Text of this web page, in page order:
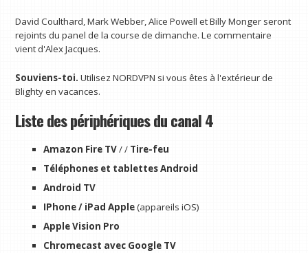
David Coulthard, Mark Webber, Alice Powell et Billy Monger seront
rejoints du panel de la course de dimanche. Le commentaire
vient d'Alex Jacques.
Souviens-toi.Utilisez NORDVPN si vous êtes à l'extérieur de
Blighty en vacances.
Liste des périphériques du canal 4
Amazon Fire TV/ / Tire-feu
Téléphones et tablettes Android
Android TV
IPhone / iPad Apple(appareils iOS)
Apple Vision Pro
Chromecast avec Google TV